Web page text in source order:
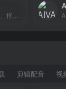
免费AI人像修复、抠图、动漫增强工具，修复脸上马赛克
剪辑配音 视